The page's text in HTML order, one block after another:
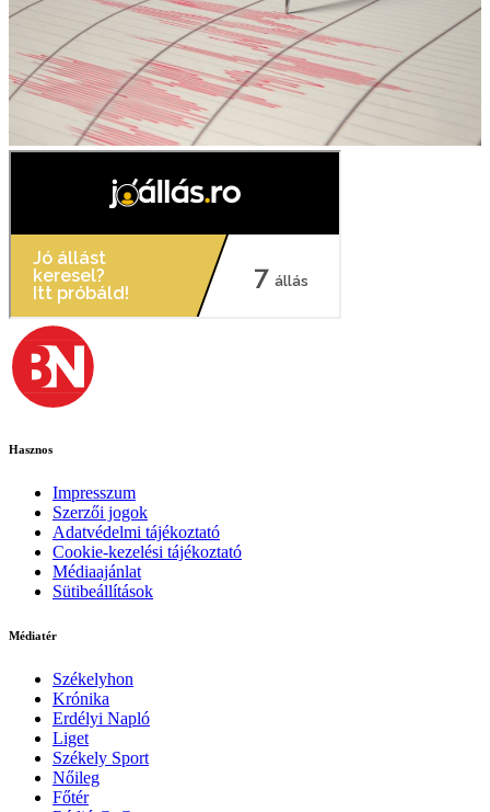
Hasznos
Impresszum
Szerzői jogok
Adatvédelmi tájékoztató
Cookie-kezelési tájékoztató
Médiaajánlat
Sütibeállítások
Médiatér
Székelyhon
Krónika
Erdélyi Napló
Liget
Székely Sport
Nőileg
Főtér